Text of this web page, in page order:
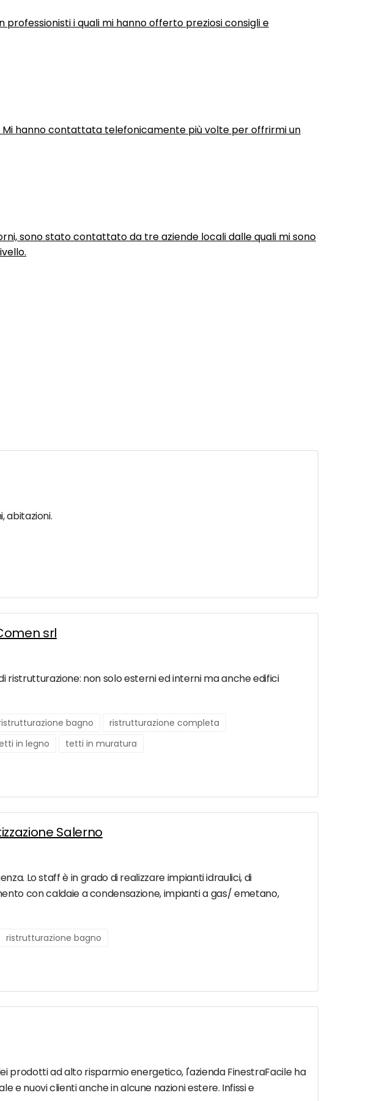
i quali mi hanno offerto preziosi consigli e
hanno contattata telefonicamente più volte per offrirmi un
sono stato contattato da tre aziende locali dalle quali mi sono
abitazioni.
srl
ristrutturazione: non solo esterni ed interni ma anche edifici
bagno
ristrutturazione completa
in legno tetti in muratura
Salerno
Lo staff è in grado di realizzare impianti idraulici, di
con caldaie a condensazione, impianti a gas/ emetano,
ristrutturazione bagno
prodotti ad alto risparmio energetico, l'azienda FinestraFacile ha
e nuovi clienti anche in alcune nazioni estere. Infissi e